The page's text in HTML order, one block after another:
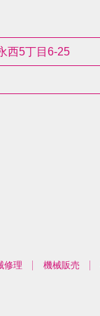
西5丁目6-25
修理 機械販売